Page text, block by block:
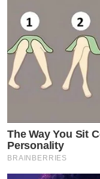
The Way You Sit
Personality
BRAINBERRIES